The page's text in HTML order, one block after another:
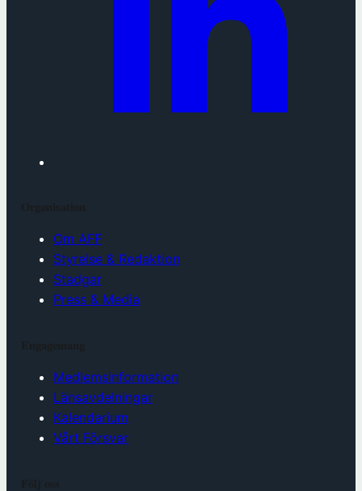
Om AFF
Styrelse & Redaktion
Stadgar
Press & Media
Medlemsinformation
Länsavdelningar
Kalendarium
Vårt Försvar